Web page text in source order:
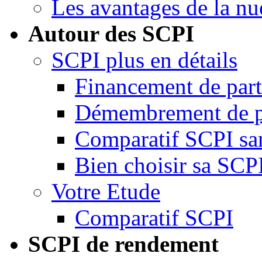
Les avantages de la
Autour des SCPI
SCPI plus en détails
Financement de
Démembrement de
Comparatif SCPI
Bien choisir sa
Votre Etude
Comparatif SCPI
SCPI de rendement